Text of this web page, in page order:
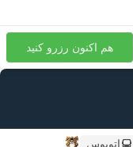
هم اکنون رزرو کنید
اتوبوس